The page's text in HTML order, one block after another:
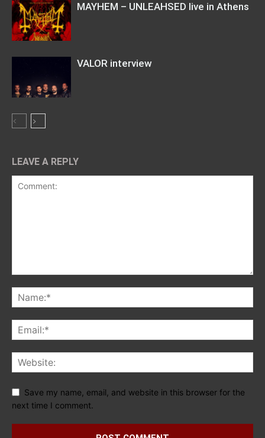
MAYHEM – UNLEAHSED live in Athens
VALOR interview
LEAVE A REPLY
Save my name, email, and website in this browser for the
next time I comment.